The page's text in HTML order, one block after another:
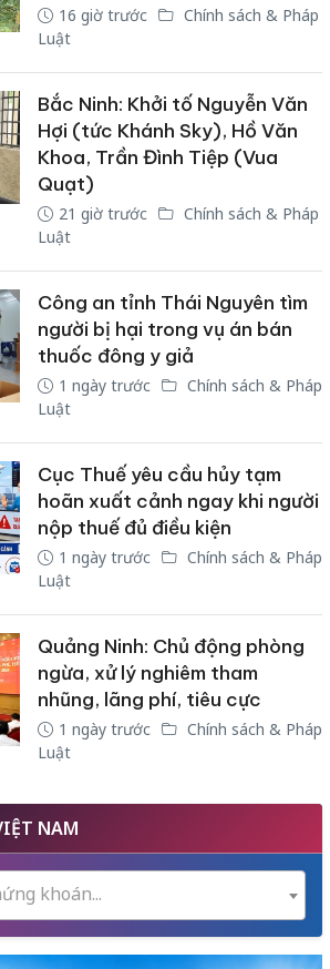
16 giờ trước
Chính sách & Pháp
Luật
Bắc Ninh: Khởi tố Nguyễn Văn
Hợi (tức Khánh Sky), Hồ Văn
Khoa, Trần Đình Tiệp (Vua
Quạt)
21 giờ trước
Chính sách & Pháp
Luật
Công an tỉnh Thái Nguyên tìm
người bị hại trong vụ án bán
thuốc đông y giả
1 ngày trước
Chính sách & Pháp
Luật
Cục Thuế yêu cầu hủy tạm
hoãn xuất cảnh ngay khi người
nộp thuế đủ điều kiện
1 ngày trước
Chính sách & Pháp
Luật
Quảng Ninh: Chủ động phòng
ngừa, xử lý nghiêm tham
nhũng, lãng phí, tiêu cực
1 ngày trước
Chính sách & Pháp
Luật
NAM
khoán...